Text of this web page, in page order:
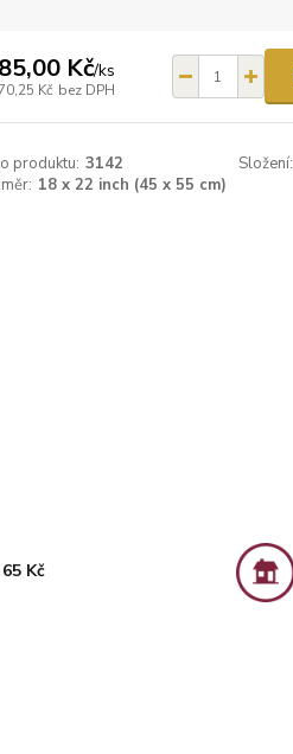
85,00 Kč/ks
Kč bez DPH
produktu: 3142 Složení:
18 x 22 inch (45 x 55 cm)
Kč